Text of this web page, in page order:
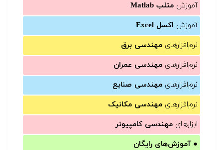
آموزش متلب Matlab
آموزش اکسل Excel
نرم‌افزارهای مهندسی برق
نرم‌افزارهای مهندسی عمران
نرم‌افزارهای مهندسی صنایع
نرم‌افزارهای مهندسی مکانیک
ابزارهای مهندسی کامپیوتر
● آموزش‌های رایگان